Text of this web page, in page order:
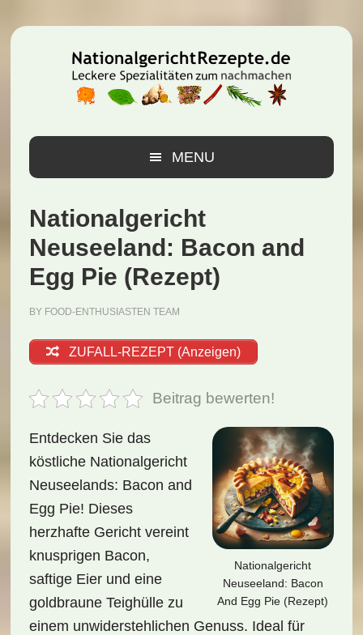
Hauptnavigation
Inhalt
Seitenspalte
MENU
Nationalgericht
Neuseeland: Bacon and
Egg Pie (Rezept)
BY FOOD-ENTHUSIASTEN TEAM
ZUFALL-REZEPT (Anzeigen)
Beitrag bewerten!
Nationalgericht
Neuseeland: Bacon
And Egg Pie (Rezept)
Entdecken Sie das
köstliche Nationalgericht
Neuseelands: Bacon and
Egg Pie! Dieses
herzhafte Gericht vereint
knusprigen Bacon,
saftige Eier und eine
goldbraune Teighülle zu
einem unwiderstehlichen Genuss. Ideal für